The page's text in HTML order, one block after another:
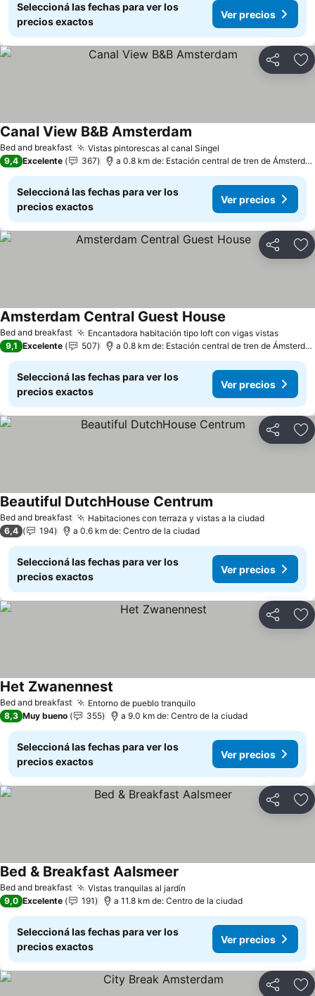
Seleccioná las fechas para ver los
precios exactos
Ver precios
Compartir
Bed and breakfast Vistas pintorescas al canal Singel
Canal View B&B Amsterdam
9,4 Excelente 367 a 0.8 km de: Estación central de tren de Ámsterdam
Seleccioná las fechas para ver los
precios exactos
Ver precios
Compartir
Bed and breakfast Encantadora habitación tipo loft con vigas vistas
Amsterdam Central Guest House
9,1 Excelente 507 a 0.8 km de: Estación central de tren de Ámsterdam
Seleccioná las fechas para ver los
precios exactos
Ver precios
Compartir
Bed and breakfast Habitaciones con terraza y vistas a la ciudad
Beautiful DutchHouse Centrum
6,4 194 a 0.6 km de: Centro de la ciudad
Seleccioná las fechas para ver los
precios exactos
Ver precios
Compartir
Bed and breakfast Entorno de pueblo tranquilo
Het Zwanennest
8,3 Muy bueno 355 a 9.0 km de: Centro de la ciudad
Seleccioná las fechas para ver los
precios exactos
Ver precios
Compartir
Bed and breakfast Vistas tranquilas al jardín
Bed & Breakfast Aalsmeer
9,0 Excelente 191 a 11.8 km de: Centro de la ciudad
Seleccioná las fechas para ver los
precios exactos
Ver precios
Compartir